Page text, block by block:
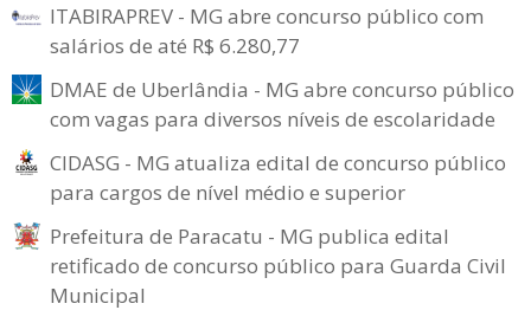
ITABIRAPREV - MG abre concurso público com
salários de até R$ 6.280,77
DMAE de Uberlândia - MG abre concurso público
com vagas para diversos níveis de escolaridade
CIDASG - MG atualiza edital de concurso público
para cargos de nível médio e superior
Prefeitura de Paracatu - MG publica edital
retificado de concurso público para Guarda Civil
Municipal